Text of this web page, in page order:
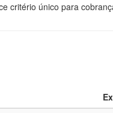
critério único para